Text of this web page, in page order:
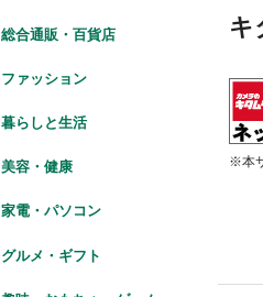
総合通販・百貨店
ファッション
暮らしと生活
美容・健康
家電・パソコン
グルメ・ギフト
キ
※本